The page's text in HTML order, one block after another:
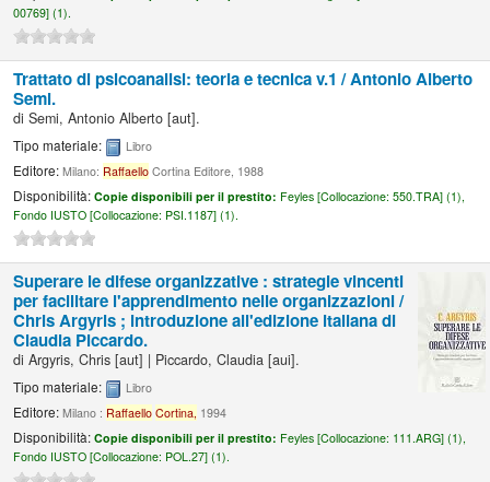
00769] (1).
Trattato di psicoanalisi: teoria e tecnica v.1 /Antonio Alberto
Semi.
diSemi, Antonio Alberto [aut].
Tipo materiale: Libro
Editore:Milano: Raffaello Cortina Editore, 1988
Disponibilità:Copie disponibili per il prestito: Feyles [Collocazione:550.TRA] (1),
Fondo IUSTO [Collocazione: PSI.1187] (1).
Superare le difese organizzative : strategie vincenti
per facilitare l'apprendimento nelle organizzazioni /
Chris Argyris ; introduzione all'edizione italiana di
Claudia Piccardo.
diArgyris, Chris [aut] | Piccardo, Claudia [aui].
Tipo materiale: Libro
Editore:Milano : Raffaello Cortina, 1994
Disponibilità:Copie disponibili per il prestito: Feyles [Collocazione: 111.ARG] (1),
Fondo IUSTO [Collocazione: POL.27] (1).